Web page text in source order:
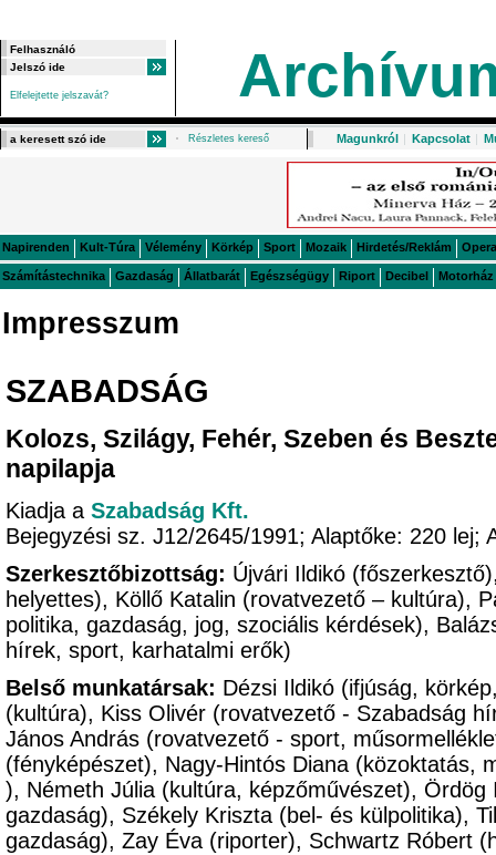
Elfelejtette jelszavát?
Részletes kereső Magunkról | Kapcsolat |
Napirenden Kult-Túra Vélemény Körkép Sport Mozaik Hirdetés/Reklám Opera
Számítástechnika Gazdaság Állatbarát Egészségügy Riport Decibel Motorház
Impresszum
SZABADSÁG
Kolozs, Szilágy, Fehér, Szeben és
napilapja
Kiadja a Szabadság Kft.
Bejegyzési sz. J12/2645/1991; Alaptőke: 220 lej;
Szerkesztőbizottság: Újvári Ildikó
helyettes), Köllő Katalin (rovatvezető – kultúra),
politika, gazdaság, jog, szociális kérdések),
hírek, sport, karhatalmi erők)
Belső munkatársak: Dézsi Ildikó (ifjúság,
(kultúra), Kiss Olivér (rovatvezető - Szabadság
János András (rovatvezető - sport,
(fényképészet), Nagy-Hintós Diana (közoktatás,
), Németh Júlia (kultúra, képzőművészet),
gazdaság), Székely Kriszta (bel- és külpolitika),
gazdaság), Zay Éva (riporter), Schwartz Róbert